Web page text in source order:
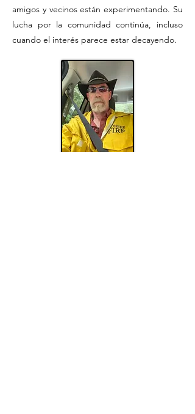
amigos y vecinos están experimentando. Su
lucha por la comunidad continúa, incluso
cuando el interés parece estar decayendo.